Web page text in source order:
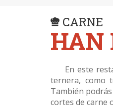
CARNE
HAN
En este
ternera, como
También
cortes de carne